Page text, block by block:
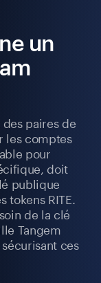
un
paires de
les comptes
pour
doit
publique
tokens RITE.
de la clé
Tangem
ces